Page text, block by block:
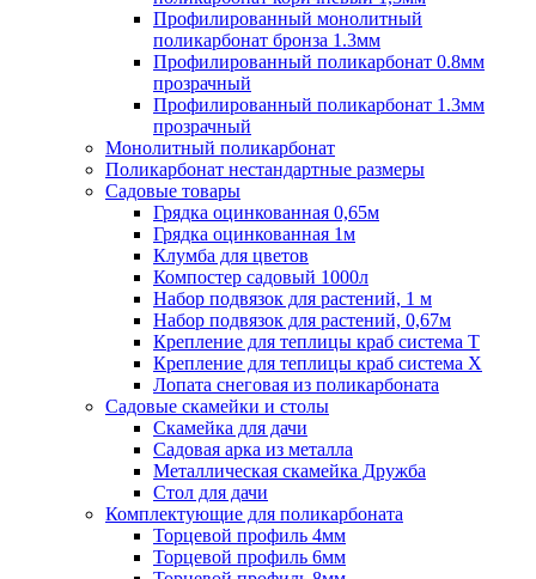
Профилированный монолитный
поликарбонат бронза 1.3мм
Профилированный поликарбонат 0.8мм
прозрачный
Профилированный поликарбонат 1.3мм
прозрачный
Монолитный поликарбонат
Поликарбонат нестандартные размеры
Садовые товары
Грядка оцинкованная 0,65м
Грядка оцинкованная 1м
Клумба для цветов
Компостер садовый 1000л
Набор подвязок для растений, 1 м
Набор подвязок для растений, 0,67м
Крепление для теплицы краб система Т
Крепление для теплицы краб система Х
Лопата снеговая из поликарбоната
Садовые скамейки и столы
Скамейка для дачи
Садовая арка из металла
Металлическая скамейка Дружба
Стол для дачи
Комплектующие для поликарбоната
Торцевой профиль 4мм
Торцевой профиль 6мм